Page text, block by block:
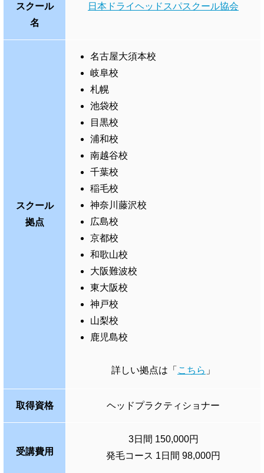
スクール
名
日本ドライヘッドスパスクール協会
スクール
拠点
名古屋大須本校
岐阜校
札幌
池袋校
目黒校
浦和校
南越谷校
千葉校
稲毛校
神奈川藤沢校
広島校
京都校
和歌山校
大阪難波校
東大阪校
神戸校
山梨校
鹿児島校
詳しい拠点は「 こちら 」
取得資格 ヘッドプラクティショナー
受講費用
3日間 150,000円
発毛コース 1日間 98,000円